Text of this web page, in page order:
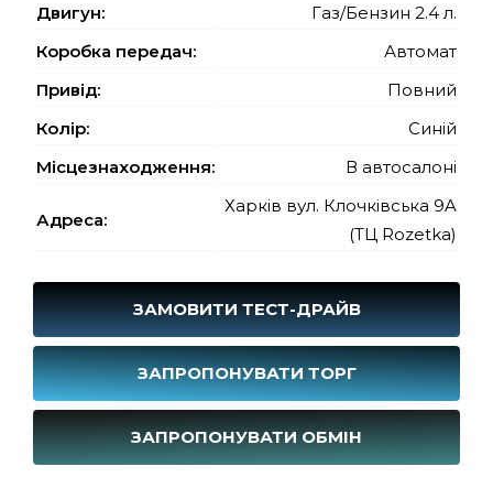
Двигун:
Газ/Бензин 2.4 л.
Коробка передач:
Автомат
Привід:
Повний
Колір:
Синій
Місцезнаходження:
В автосалоні
Адреса:
Харків вул. Клочківська 9A
(ТЦ Rozetka)
ЗАМОВИТИ ТЕСТ-ДРАЙВ
ЗАПРОПОНУВАТИ ТОРГ
ЗАПРОПОНУВАТИ ОБМІН